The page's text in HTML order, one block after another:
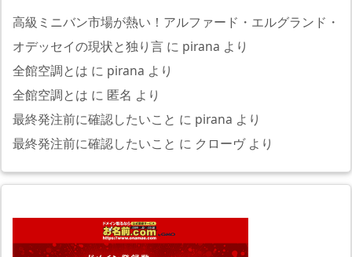
高級ミニバン市場が熱い！アルファード・エルグランド・
オデッセイの現状と独り言 に pirana より
全館空調とは に pirana より
全館空調とは に 匿名 より
最終発注前に確認したいこと に pirana より
最終発注前に確認したいこと に クローヴより